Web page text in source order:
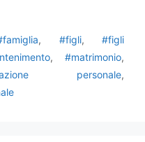
, #figli,#figli
, #matrimonio,
personale,